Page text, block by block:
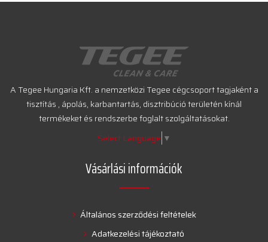
A Tegee Hungaria Kft. a nemzetközi Tegee cégcsoport tagjaként a
tisztítás , ápolás, karbantartás, disztribúció területén kínál
termékeket és rendszerbe foglalt szolgáltatásokat.
Select Language ▼
Vásárlási információk
Általános szerződési feltételek
Adatkezelési tájékoztató